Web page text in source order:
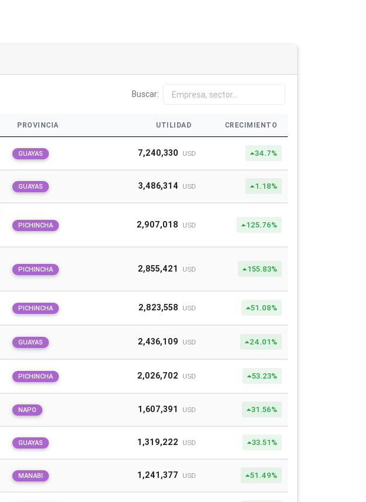
Buscar:
PROVINCIA UTILIDAD CRECIMIENTO
GUAYAS 7,240,330 USD 34.7%
GUAYAS 3,486,314 USD 1.18%
PICHINCHA 2,907,018 USD 125.76%
PICHINCHA 2,855,421 USD 155.83%
PICHINCHA 2,823,558 USD 51.08%
GUAYAS 2,436,109 USD 24.01%
PICHINCHA 2,026,702 USD 53.23%
NAPO 1,607,391 USD 31.56%
GUAYAS 1,319,222 USD 33.51%
MANABI 1,241,377 USD 51.49%